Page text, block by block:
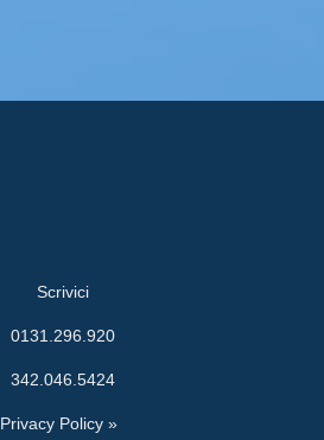
Scrivici
0131.296.920
342.046.5424
Privacy Policy »